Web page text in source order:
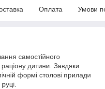
Оплата Умови
самостійного
дитини. Завдяки
формі столові прилади